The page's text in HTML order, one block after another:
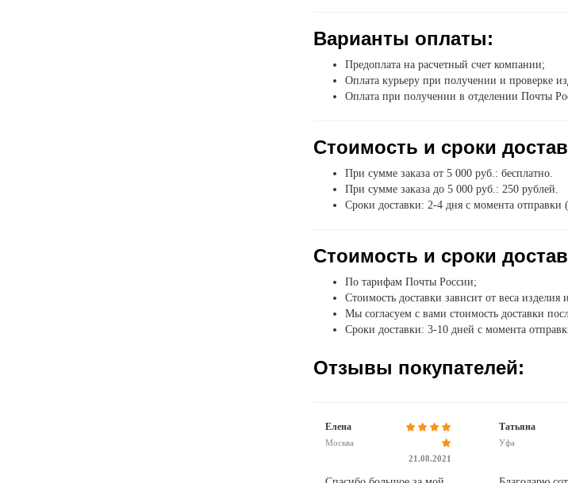
Варианты оплаты:
Предоплата на расчетный счет компании;
Оплата курьеру при получении и проверке
Оплата при получении в отделении Почты
Стоимость и сроки
При сумме заказа от 5 000 руб.: бесплатно.
При сумме заказа до 5 000 руб.: 250 рублей.
Сроки доставки: 2-4 дня с момента
Стоимость и сроки
По тарифам Почты России;
Стоимость доставки зависит от веса изделия
Мы согласуем с вами стоимость доставки
Сроки доставки: 3-10 дней с момента
Отзывы покупателей:
Елена
Москва
21.08.2021
Татьяна
Уфа